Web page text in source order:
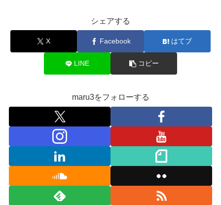
シェアする
X Facebook はてブ
LINE コピー
maru3をフォローする